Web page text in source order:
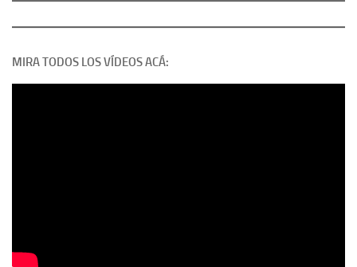
MIRA TODOS LOS VÍDEOS ACÁ: